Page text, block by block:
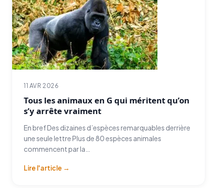
11 AVR 2026
Tous les animaux en G qui méritent qu’on
s’y arrête vraiment
En bref Des dizaines d’espèces remarquables derrière
une seule lettre Plus de 80 espèces animales
commencent par la…
Lire l'article →